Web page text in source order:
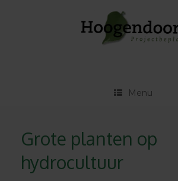
Menu
Grote planten op
hydrocultuur